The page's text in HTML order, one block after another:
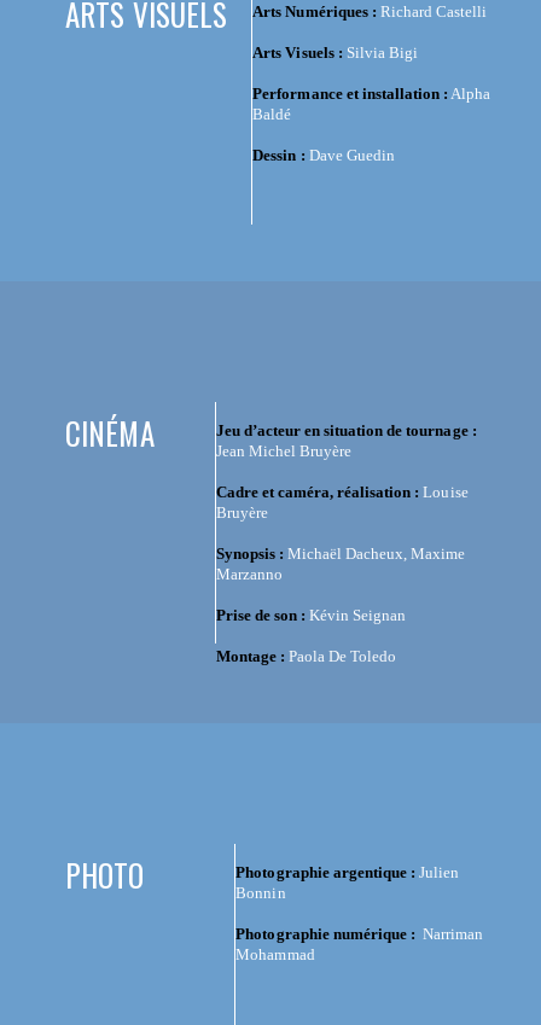
ARTS VISUELS Arts Numériques : Richard Castelli
Arts Visuels : Silvia Bigi
Performance et installation : Alpha
Baldé
Dessin : Dave Guedin
CINÉMA
Jeu d’acteur en situation de tournage :
Jean Michel Bruyère
Cadre et caméra, réalisation : Louise
Bruyère
Synopsis :Michaël Dacheux, Maxime
Marzanno
Prise de son :Kévin Seignan
Montage : Paola De Toledo
PHOTO Photographie argentique : Julien
Bonnin
Photographie numérique : Narriman
Mohammad